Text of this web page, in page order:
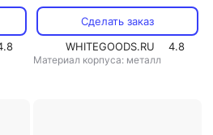
Сделать заказ
WHITEGOODS.RU
4.8
Материал корпуса: металл